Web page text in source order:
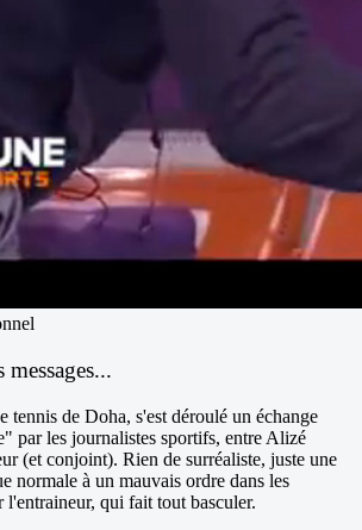
tennis de Doha, s'est déroulé un échange
par les journalistes sportifs, entre Alizé
(et conjoint). Rien de surréaliste, juste une
normale à un mauvais ordre dans les
l'entraineur, qui fait tout basculer.